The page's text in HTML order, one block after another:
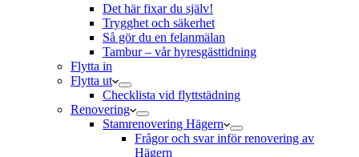
Det här fixar du själv!
Trygghet och säkerhet
Så gör du en felanmälan
Tambur – vår hyresgästtidning
Flytta in
Flytta ut
Checklista vid flyttstädning
Renovering
Stamrenovering Hägern
Frågor och svar inför renovering av
Hägern